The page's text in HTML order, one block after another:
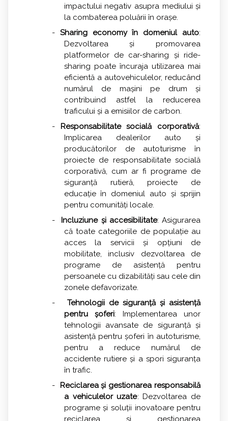
impactului negativ asupra mediului și
la combaterea poluării în orașe.
- Sharing economy în domeniul auto:
Dezvoltarea și promovarea
platformelor de car-sharing și ride-
sharing poate încuraja utilizarea mai
eficientă a autovehiculelor, reducând
numărul de mașini pe drum și
contribuind astfel la reducerea
traficului și a emisiilor de carbon.
- Responsabilitate socială corporativă:
Implicarea dealerilor auto și
producătorilor de autoturisme în
proiecte de responsabilitate socială
corporativă, cum ar fi programe de
siguranță rutieră, proiecte de
educație în domeniul auto și sprijin
pentru comunități locale.
- Incluziune și accesibilitate: Asigurarea
că toate categoriile de populație au
acces la servicii și opțiuni de
mobilitate, inclusiv dezvoltarea de
programe de asistență pentru
persoanele cu dizabilități sau cele din
zonele defavorizate.
- Tehnologii de siguranță și asistență
pentru șoferi: Implementarea unor
tehnologii avansate de siguranță și
asistență pentru șoferi în autoturisme,
pentru a reduce numărul de
accidente rutiere și a spori siguranța
în trafic.
- Reciclarea și gestionarea responsabilă
a vehiculelor uzate: Dezvoltarea de
programe și soluții inovatoare pentru
reciclarea și gestionarea